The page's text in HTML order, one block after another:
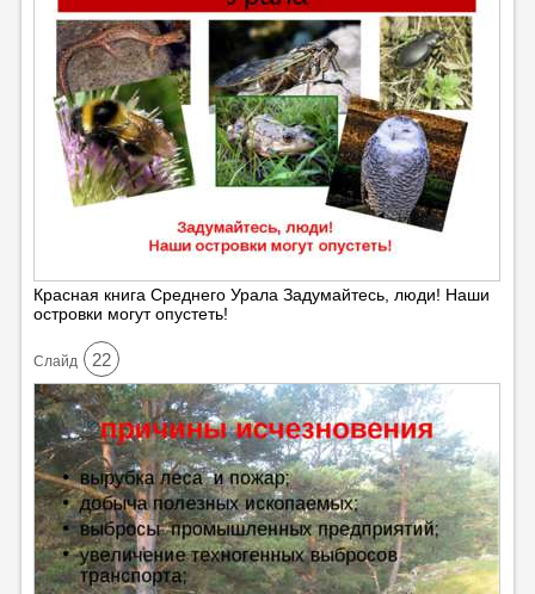
Красная книга Среднего Урала Задумайтесь, люди! Наши
островки могут опустеть!
Cлайд 22